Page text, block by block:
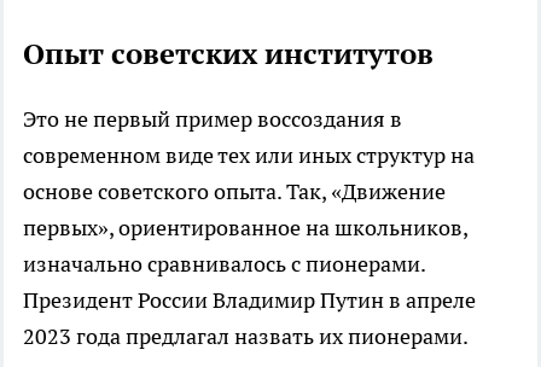
Опыт советских институтов
Это не первый пример воссоздания в
современном виде тех или иных структур на
основе советского опыта. Так, «Движение
первых», ориентированное на школьников,
изначально сравнивалось с пионерами.
Президент России Владимир Путин в апреле
2023 года предлагал назвать их пионерами.